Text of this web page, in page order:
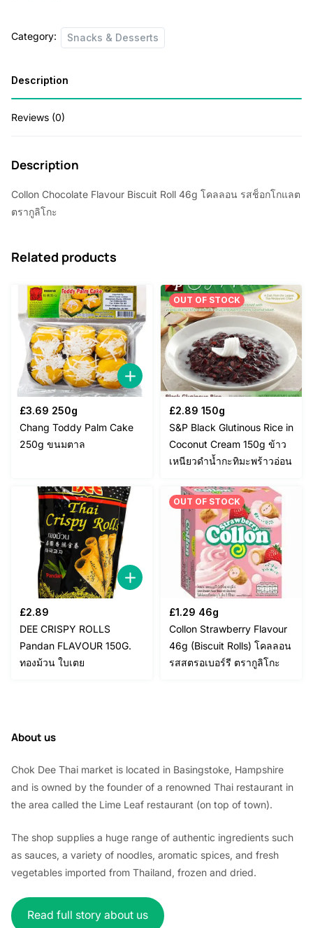
Category: Snacks & Desserts
Description
Reviews (0)
Description
Collon Chocolate Flavour Biscuit Roll 46g โคลลอน รสช็อกโกแลต
ตรากูลิโกะ
Related products
£3.69 250g
Chang Toddy Palm Cake
250g ขนมตาล
OUT OF STOCK
£2.89 150g
S&P Black Glutinous Rice in
Coconut Cream 150g ข้าว
เหนียวดำน้ำกะทิมะพร้าวอ่อน
£2.89
DEE CRISPY ROLLS
Pandan FLAVOUR 150G.
ทองม้วน ใบเตย
OUT OF STOCK
£1.29 46g
Collon Strawberry Flavour
46g (Biscuit Rolls) โคลลอน
รสสตรอเบอร์รี ตรากูลิโกะ
About us
Chok Dee Thai market is located in Basingstoke, Hampshire
and is owned by the founder of a renowned Thai restaurant in
the area called the Lime Leaf restaurant (on top of town).
The shop supplies a huge range of authentic ingredients such
as sauces, a variety of noodles, aromatic spices, and fresh
vegetables imported from Thailand, frozen and dried.
Read full story about us